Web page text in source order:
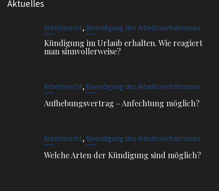
Aktuelles
Arbeitsrecht, Beendigung des Arbeitsverhältnisses
Kündigung im Urlaub erhalten. Wie reagiert
man sinnvollerweise?
Arbeitsrecht, Beendigung des Arbeitsverhältnisses
Aufhebungsvertrag – Anfechtung möglich?
Arbeitsrecht, Beendigung des Arbeitsverhältnisses
Welche Arten der Kündigung sind möglich?